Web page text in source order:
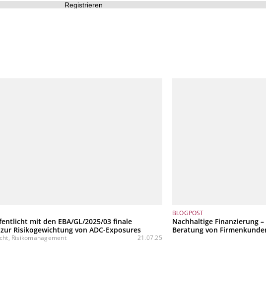
Registrieren
mit den EBA/GL/2025/03 finale
Risikogewichtung von ADC-Exposures
Risikomanagement 21.07.25
BLOGPOST
Nachhaltige Finanzierung
Beratung von